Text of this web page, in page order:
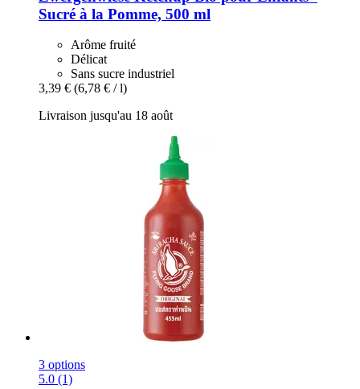
Sucré à la Pomme, 500 ml
Arôme fruité
Délicat
Sans sucre industriel
3,39 € (6,78 € / l)
Livraison jusqu'au 18 août
3 options
5.0 (1)